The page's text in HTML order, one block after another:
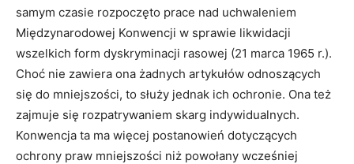
samym czasie rozpoczęto prace nad uchwaleniem
Międzynarodowej Konwencji w sprawie likwidacji
wszelkich form dyskryminacji rasowej (21 marca 1965 r.).
Choć nie zawiera ona żadnych artykułów odnoszących
się do mniejszości, to służy jednak ich ochronie. Ona też
zajmuje się rozpatrywaniem skarg indywidualnych.
Konwencja ta ma więcej postanowień dotyczących
ochrony praw mniejszości niż powołany wcześniej